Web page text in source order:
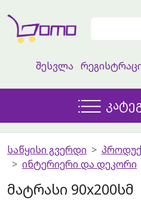
შესვლა
საწყისი გვერდი
ინტერიერი და დეკორი
მატრასი 90x200სმ